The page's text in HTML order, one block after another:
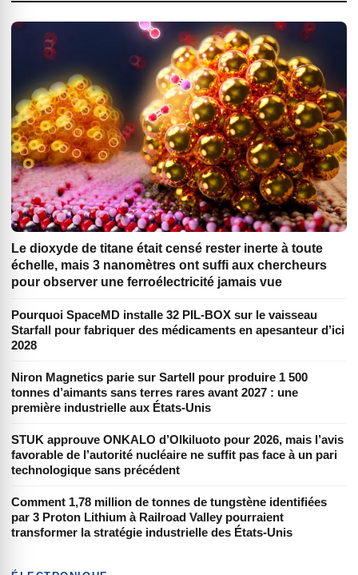
Le dioxyde de titane était censé rester inerte à toute
échelle, mais 3 nanomètres ont suffi aux chercheurs
pour observer une ferroélectricité jamais vue
Pourquoi SpaceMD installe 32 PIL-BOX sur le vaisseau
Starfall pour fabriquer des médicaments en apesanteur d’ici
2028
Niron Magnetics parie sur Sartell pour produire 1 500
tonnes d’aimants sans terres rares avant 2027 : une
première industrielle aux États-Unis
STUK approuve ONKALO d’Olkiluoto pour 2026, mais l’avis
favorable de l’autorité nucléaire ne suffit pas face à un pari
technologique sans précédent
Comment 1,78 million de tonnes de tungstène identifiées
par 3 Proton Lithium à Railroad Valley pourraient
transformer la stratégie industrielle des États-Unis